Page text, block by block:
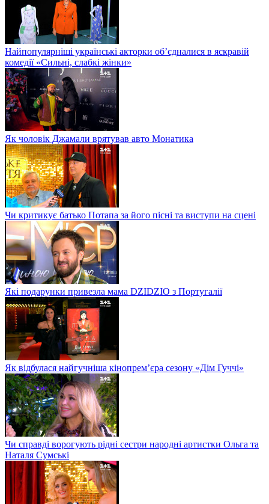
Найпопулярніші українські акторки об’єдналися в яскравій
комедії «Сильні, слабкі жінки»
Як чоловік Джамали врятував авто Монатика
Чи критикує батько Потапа за його пісні та виступи на сцені
Які подарунки привезла мама DZIDZIO з Португалії
Як відбулася найгучніша кінопрем’єра сезону «Дім Гуччі»
Чи справді ворогують рідні сестри народні артистки Ольга та
Наталя Сумські